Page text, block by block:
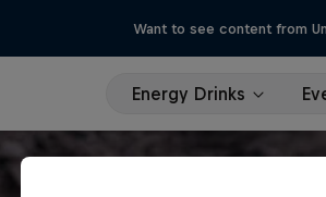
Want to see content from
Energy Drinks